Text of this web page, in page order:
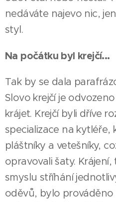
nedáváte najevo nic,
styl.
Na počátku byl krejčí...
Tak by se dala
Slovo krejčí je
krájet. Krejčí byli dříve
specializace na kytléře,
pláštníky a vetešníky,
opravovali šaty.
smyslu stříhání
oděvů, bylo prováděno